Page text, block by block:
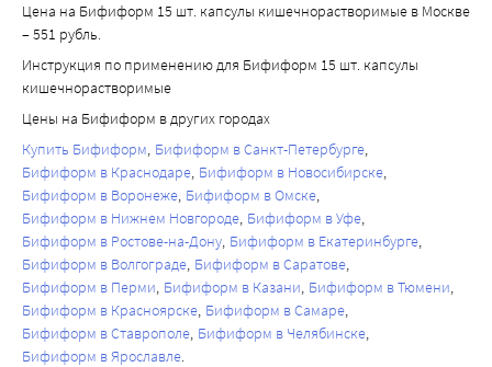
Цена на Бифиформ 15 шт. капсулы кишечнорастворимые в Москве
– 551 рубль.
Инструкция по применению для Бифиформ 15 шт. капсулы
кишечнорастворимые
Цены на Бифиформ в других городах
Купить Бифиформ Бифиформ в Санкт-Петербурге
Бифиформ в Краснодаре Бифиформ в Новосибирске
Бифиформ в Воронеже Бифиформ в Омске
Бифиформ в Нижнем Новгороде Бифиформ в Уфе
Бифиформ в Ростове-на-Дону Бифиформ в Екатеринбурге
Бифиформ в Волгограде Бифиформ в Саратове
Бифиформ в Перми Бифиформ в Казани Бифиформ в Тюмени
Бифиформ в Красноярске Бифиформ в Самаре
Бифиформ в Ставрополе Бифиформ в Челябинске
Бифиформ в Ярославле